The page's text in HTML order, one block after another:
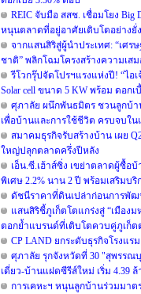
REIC จับมือ สสช. เชื่อมโยง Big
หนุนตลาดที่อยู่อาศัยเติบโตอย่างยั่
จากแสนสิริสู่ผู้นำประเทศ: “เศร
ชาติ” พลิกโฉมโครงสร้างความเส
รีโวกรุ๊ปจัดโปรฯแรงแห่งปี! “ไอ
Solar cell ขนาด 5 KW พร้อม ดอก
ศุภาลัย ผนึกพันธมิตร ชวนลูกบ้าน
เพื่อบ้านและการใช้ชีวิต ครบจบใน
สมาคมธุรกิจรับสร้างบ้าน เผย
ใหญ่ปลุกตลาดครึ่งปีหลัง
เอ็น.ซี.เฮ้าส์ซิ่ง เขย่าตลาดผู้ซื้
พิเศษ 2.2% นาน 2 ปี พร้อมเสริมบริ
ดัชนีราคาที่ดินเปล่าก่อนการพัฒ
แสนสิริชี้ภูเก็ตโตแกร่งสู่ “เมือง
ตอกย้ำแบรนด์ที่เติบโตควบคู่ภูเก็ต
CP LAND ยกระดับธุรกิจโรงแรม
ศุภาลัย รุกจังหวัดที่ 30 "สุพรรณ
เดี่ยว-บ้านแฝดซีรีส์ใหม่ เริ่ม 4.39
การเคหะฯ หนุนลูกบ้านร่วมมา